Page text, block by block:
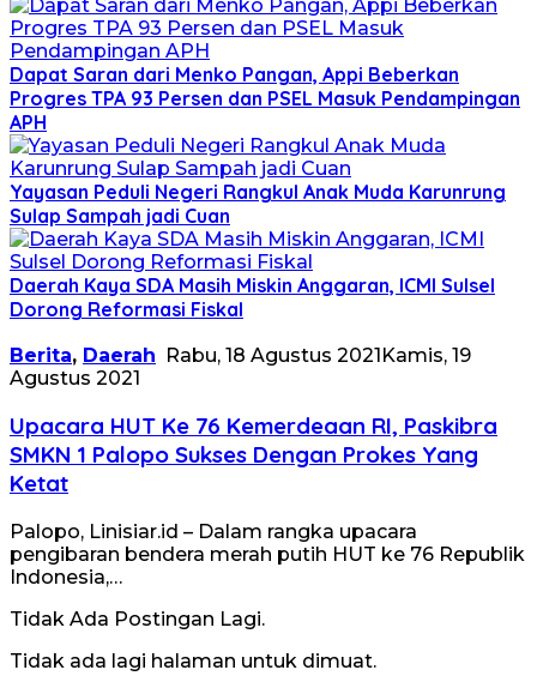
Dapat Saran dari Menko Pangan, Appi Beberkan
Progres TPA 93 Persen dan PSEL Masuk Pendampingan
APH
Yayasan Peduli Negeri Rangkul Anak Muda Karunrung
Sulap Sampah jadi Cuan
Daerah Kaya SDA Masih Miskin Anggaran, ICMI Sulsel
Dorong Reformasi Fiskal
Berita, Daerah Rabu, 18 Agustus 2021Kamis, 19
Agustus 2021
Upacara HUT Ke 76 Kemerdeaan RI, Paskibra
SMKN 1 Palopo Sukses Dengan Prokes Yang
Ketat
Palopo, Linisiar.id – Dalam rangka upacara
pengibaran bendera merah putih HUT ke 76 Republik
Indonesia,…
Tidak Ada Postingan Lagi.
Tidak ada lagi halaman untuk dimuat.